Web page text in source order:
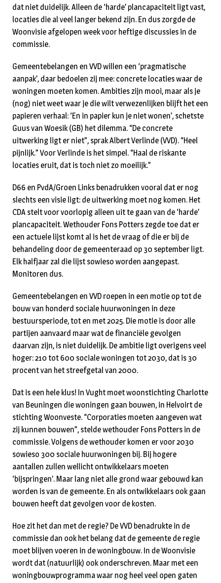
dat niet duidelijk. Alleen de ‘harde’ plancapaciteit ligt vast,
locaties die al veel langer bekend zijn. En dus zorgde de
Woonvisie afgelopen week voor heftige discussies in de
commissie.
Gemeentebelangen en VVD willen een ‘pragmatische
aanpak’, daar bedoelen zij mee: concrete locaties waar de
woningen moeten komen. Ambities zijn mooi, maar als je
(nog) niet weet waar je die wilt verwezenlijken blijft het een
papieren verhaal: ‘En in papier kun je niet wonen’, schetste
Guus van Woesik (GB) het dilemma. “De concrete
uitwerking ligt er niet”, sprak Albert Verlinde (VVD). “Heel
pijnlijk.” Voor Verlinde is het simpel. “Haal de riskante
locaties eruit, dat is toch niet zo moeilijk.”
D66 en PvdA/Groen Links benadrukken vooral dat er nog
slechts een visie ligt: de uitwerking moet nog komen. Het
CDA stelt voor voorlopig alleen uit te gaan van de ‘harde’
plancapaciteit. Wethouder Fons Potters zegde toe dat er
een actuele lijst komt al is het de vraag of die er bij de
behandeling door de gemeenteraad op 30 september ligt.
Elk halfjaar zal die lijst sowieso worden aangepast.
Monitoren dus.
Gemeentebelangen en VVD roepen in een motie op tot de
bouw van honderd sociale huurwoningen in deze
bestuursperiode, tot en met 2025. Die motie is door alle
partijen aanvaard maar wat de financiële gevolgen
daarvan zijn, is niet duidelijk. De ambitie ligt overigens veel
hoger: 210 tot 600 sociale woningen tot 2030, dat is 30
procent van het streefgetal van 2000.
Dat is een hele klus! In Vught moet woonstichting Charlotte
van Beuningen die woningen gaan bouwen, in Helvoirt de
stichting Woonveste. “Corporaties moeten aangeven wat
zij kunnen bouwen”, stelde wethouder Fons Potters in de
commissie. Volgens de wethouder komen er voor 2030
sowieso 300 sociale huurwoningen bij. Bij hogere
aantallen zullen wellicht ontwikkelaars moeten
‘bijspringen’. Maar lang niet alle grond waar gebouwd kan
worden is van de gemeente. En als ontwikkelaars ook gaan
bouwen heeft dat gevolgen voor de kosten.
Hoe zit het dan met de regie? De VVD benadrukte in de
commissie dan ook het belang dat de gemeente de regie
moet blijven voeren in de woningbouw. In de Woonvisie
wordt dat (natuurlijk) ook onderschreven. Maar met een
woningbouwprogramma waar nog heel veel open gaten